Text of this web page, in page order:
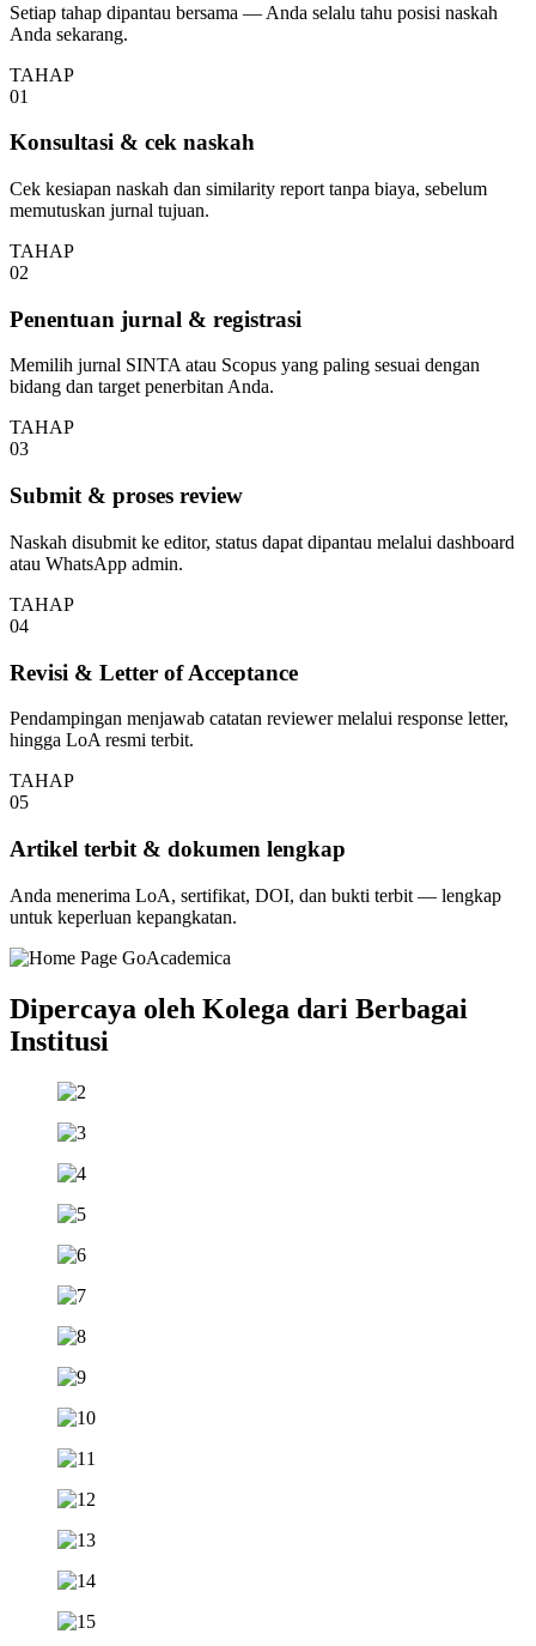
Setiap tahap dipantau bersama — Anda selalu tahu posisi naskah
Anda sekarang.
TAHAP
01
Konsultasi & cek naskah
Cek kesiapan naskah dan similarity report tanpa biaya, sebelum
memutuskan jurnal tujuan.
TAHAP
02
Penentuan jurnal & registrasi
Memilih jurnal SINTA atau Scopus yang paling sesuai dengan
bidang dan target penerbitan Anda.
TAHAP
03
Submit & proses review
Naskah disubmit ke editor, status dapat dipantau melalui dashboard
atau WhatsApp admin.
TAHAP
04
Revisi & Letter of Acceptance
Pendampingan menjawab catatan reviewer melalui response letter,
hingga LoA resmi terbit.
TAHAP
05
Artikel terbit & dokumen lengkap
Anda menerima LoA, sertifikat, DOI, dan bukti terbit — lengkap
untuk keperluan kepangkatan.
Dipercaya oleh Kolega dari Berbagai
Institusi